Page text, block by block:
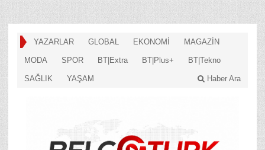
YAZARLAR GLOBAL EKONOMİ MAGAZİN
MODA SPOR BT|Extra BT|Plus+ BT|Tekno
SAĞLIK YAŞAM Haber Ara